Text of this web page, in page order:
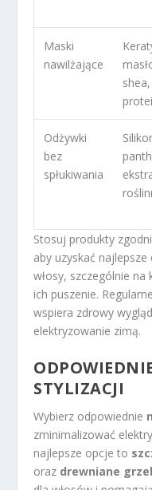
Maski
nawilżające
shea,
Odżywki
bez
spłukiwania
Stosuj produkty
aby uzyskać
włosy, szczególnie
ich puszenie.
wspiera zdrowy
elektryzowanie zimą.
STYLIZACJI
Wybierz odpowiednie
zminimalizować
najlepsze opcje to
oraz drewniane